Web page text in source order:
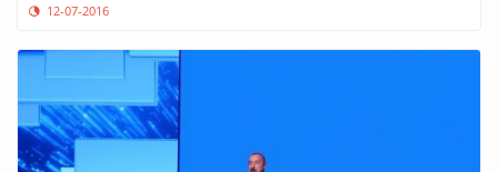
12-07-2016